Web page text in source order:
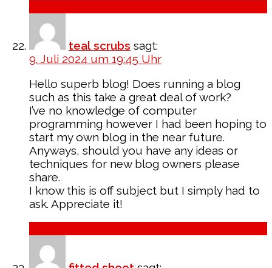
teal scrubs sagt:
9. Juli 2024 um 19:45 Uhr
Hello superb blog! Does running a blog
such as this take a great deal of work?
I’ve no knowledge of computer
programming however I had been hoping to
start my own blog in the near future.
Anyways, should you have any ideas or
techniques for new blog owners please
share.
I know this is off subject but I simply had to
ask. Appreciate it!